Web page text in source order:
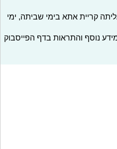
קריית אתא בימי שביתה, ימי
נוסף והתראות בדף הפייסבוק